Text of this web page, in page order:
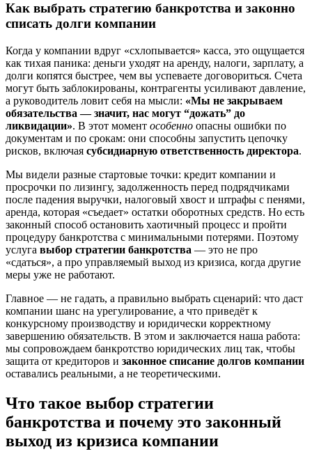
Как выбрать стратегию банкротства и законно
списать долги компании
Когда у компании вдруг «схлопывается» касса, это ощущается
как тихая паника: деньги уходят на аренду, налоги, зарплату, а
долги копятся быстрее, чем вы успеваете договориться. Счета
могут быть заблокированы, контрагенты усиливают давление,
а руководитель ловит себя на мысли: «Мы не закрываем
обязательства — значит, нас могут “дожать” до
ликвидации». В этот момент особенно опасны ошибки по
документам и по срокам: они способны запустить цепочку
рисков, включая субсидиарную ответственность директора.
Мы видели разные стартовые точки: кредит компании и
просрочки по лизингу, задолженность перед подрядчиками
после падения выручки, налоговый хвост и штрафы с пенями,
аренда, которая «съедает» остатки оборотных средств. Но есть
законный способ остановить хаотичный процесс и пройти
процедуру банкротства с минимальными потерями. Поэтому
услуга выбор стратегии банкротства — это не про
«сдаться», а про управляемый выход из кризиса, когда другие
меры уже не работают.
Главное — не гадать, а правильно выбрать сценарий: что даст
компании шанс на урегулирование, а что приведёт к
конкурсному производству и юридически корректному
завершению обязательств. В этом и заключается наша работа:
мы сопровождаем банкротство юридических лиц так, чтобы
защита от кредиторов и законное списание долгов компании
оставались реальными, а не теоретическими.
Что такое выбор стратегии
банкротства и почему это законный
выход из кризиса компании